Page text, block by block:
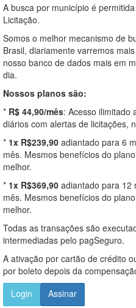
A busca por município é
Licitação.
Somos o melhor mecanismo de
Brasil, diariamente varremos
nosso banco de dados mais em
dia.
Nossos planos são:
* R$ 44,90/mês: Acesso ilimitado
diários com alertas de licitações,
* 1x R$239,90 adiantado para 6
mês. Mesmos benefícios do
melhor.
* 1x R$369,90 adiantado para 12
mês. Mesmos benefícios do
melhor.
Todas as transações são
intermediadas pelo pagSeguro.
A ativação por cartão de crédito
por boleto depois da
Login
Assinar